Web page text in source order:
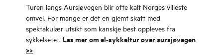
Turen langs Aursjøvegen blir ofte kalt Norges villeste
omvei. For mange er det en gjemt skatt med
spektakulær utsikt som kanskje best oppleves fra
sykkelsetet. Les mer om el-sykkeltur over aursjøvegen
>>